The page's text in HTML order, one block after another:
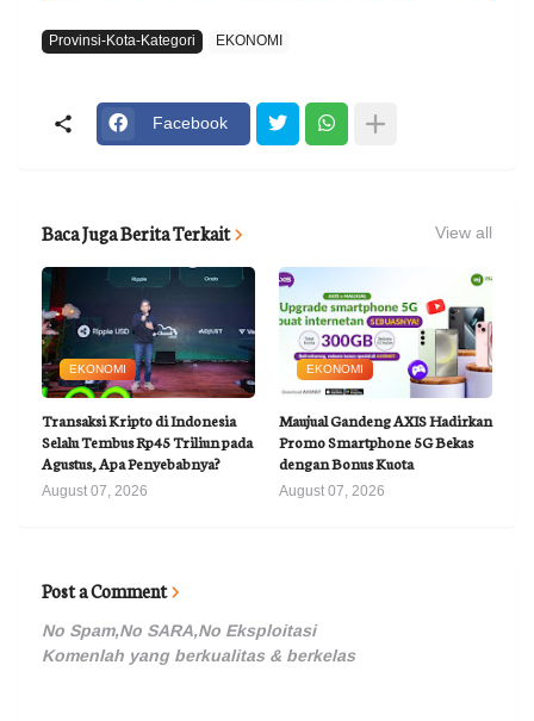
Provinsi-Kota-Kategori EKONOMI
Facebook
Baca Juga Berita Terkait View all
EKONOMI
Transaksi Kripto di Indonesia
Selalu Tembus Rp45 Triliun pada
Agustus, Apa Penyebabnya?
August 07, 2026
EKONOMI
Maujual Gandeng AXIS Hadirkan
Promo Smartphone 5G Bekas
dengan Bonus Kuota
August 07, 2026
Post a Comment
No Spam,No SARA,No Eksploitasi
Komenlah yang berkualitas & berkelas